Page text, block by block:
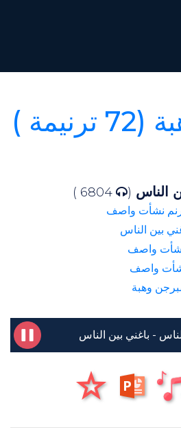
)
الناس (
نشأت واصف
بين الناس
واصف
واصف
وهبة
- باغني بين الناس